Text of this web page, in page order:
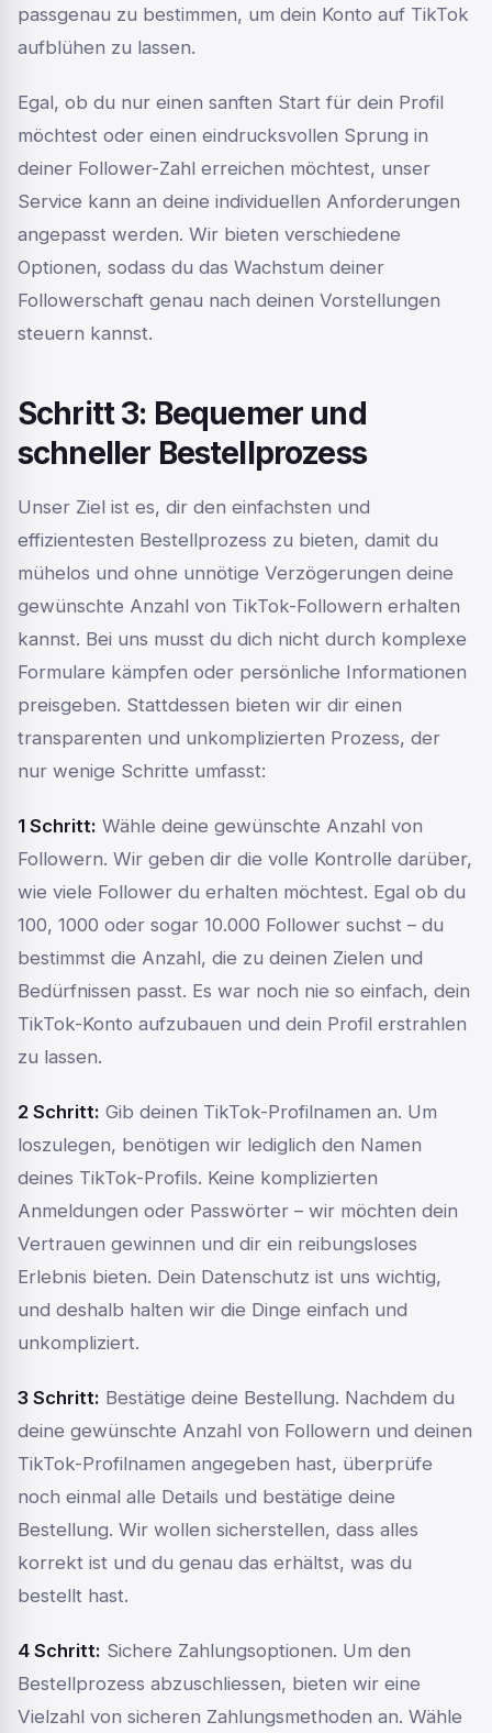
passgenau zu bestimmen, um dein Konto auf TikTok
aufblühen zu lassen.
Egal, ob du nur einen sanften Start für dein Profil
möchtest oder einen eindrucksvollen Sprung in
deiner Follower-Zahl erreichen möchtest, unser
Service kann an deine individuellen Anforderungen
angepasst werden. Wir bieten verschiedene
Optionen, sodass du das Wachstum deiner
Followerschaft genau nach deinen Vorstellungen
steuern kannst.
Schritt 3: Bequemer und
schneller Bestellprozess
Unser Ziel ist es, dir den einfachsten und
effizientesten Bestellprozess zu bieten, damit du
mühelos und ohne unnötige Verzögerungen deine
gewünschte Anzahl von TikTok-Followern erhalten
kannst. Bei uns musst du dich nicht durch komplexe
Formulare kämpfen oder persönliche Informationen
preisgeben. Stattdessen bieten wir dir einen
transparenten und unkomplizierten Prozess, der
nur wenige Schritte umfasst:
1 Schritt: Wähle deine gewünschte Anzahl von
Followern. Wir geben dir die volle Kontrolle darüber,
wie viele Follower du erhalten möchtest. Egal ob du
100, 1000 oder sogar 10.000 Follower suchst – du
bestimmst die Anzahl, die zu deinen Zielen und
Bedürfnissen passt. Es war noch nie so einfach, dein
TikTok-Konto aufzubauen und dein Profil erstrahlen
zu lassen.
2 Schritt: Gib deinen TikTok-Profilnamen an. Um
loszulegen, benötigen wir lediglich den Namen
deines TikTok-Profils. Keine komplizierten
Anmeldungen oder Passwörter – wir möchten dein
Vertrauen gewinnen und dir ein reibungsloses
Erlebnis bieten. Dein Datenschutz ist uns wichtig,
und deshalb halten wir die Dinge einfach und
unkompliziert.
3 Schritt: Bestätige deine Bestellung. Nachdem du
deine gewünschte Anzahl von Followern und deinen
TikTok-Profilnamen angegeben hast, überprüfe
noch einmal alle Details und bestätige deine
Bestellung. Wir wollen sicherstellen, dass alles
korrekt ist und du genau das erhältst, was du
bestellt hast.
4 Schritt: Sichere Zahlungsoptionen. Um den
Bestellprozess abzuschliessen, bieten wir eine
Vielzahl von sicheren Zahlungsmethoden an. Wähle